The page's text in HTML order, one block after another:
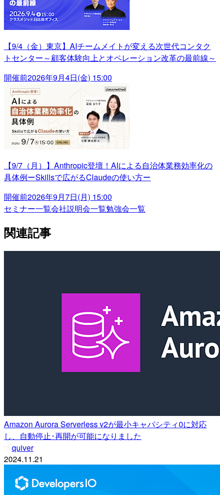
【9/4（金）東京】AIチームメイトが変える次世代コンタク
トセンター～顧客体験向上とオペレーション改革の最前線～
開催前2026年9月4日(金) 15:00
【9/7（月）】Anthropic登壇！AIによる自治体業務効率化の
具体例ーSkillsで広がるClaudeの使い方ー
開催前2026年9月7日(月) 15:00
セミナー一覧会社説明会一覧勉強会一覧
関連記事
Amazon Aurora Serverless v2が最小キャパシティ0に対応
し、自動停止･再開が可能になりました
quiver
2024.11.21